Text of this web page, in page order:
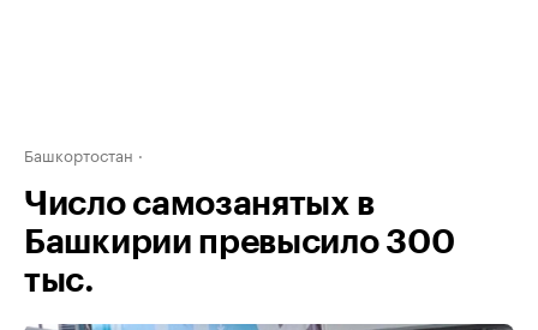
Башкортостан
Число самозанятых в
Башкирии превысило 300
тыс.